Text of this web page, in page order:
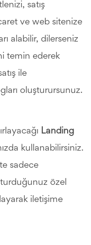
satış
ve web sitenize
alabilir, dilerseniz
temin ederek
ile
oluşturursunuz.
Landing
kullanabilirsiniz.
sadece
özel
iletişime